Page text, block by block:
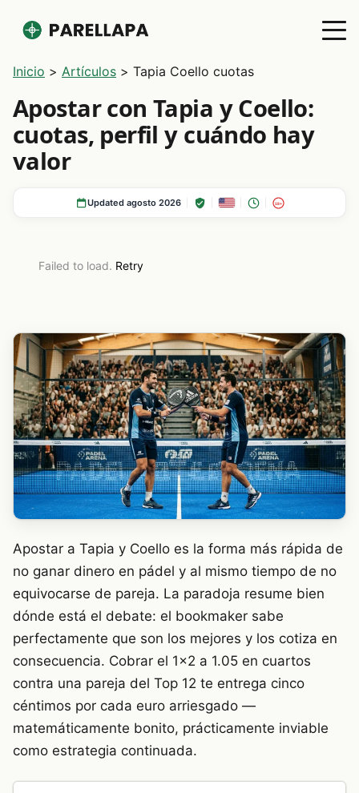
Inicio > Artículos > Tapia Coello cuotas
Apostar con Tapia y Coello:
cuotas, perfil y cuándo hay
valor
Updated agosto 2026 18+
Failed to load. Retry
Apostar a Tapia y Coello es la forma más rápida de
no ganar dinero en pádel y al mismo tiempo de no
equivocarse de pareja. La paradoja resume bien
dónde está el debate: el bookmaker sabe
perfectamente que son los mejores y los cotiza en
consecuencia. Cobrar el 1×2 a 1.05 en cuartos
contra una pareja del Top 12 te entrega cinco
céntimos por cada euro arriesgado —
matemáticamente bonito, prácticamente inviable
como estrategia continuada.